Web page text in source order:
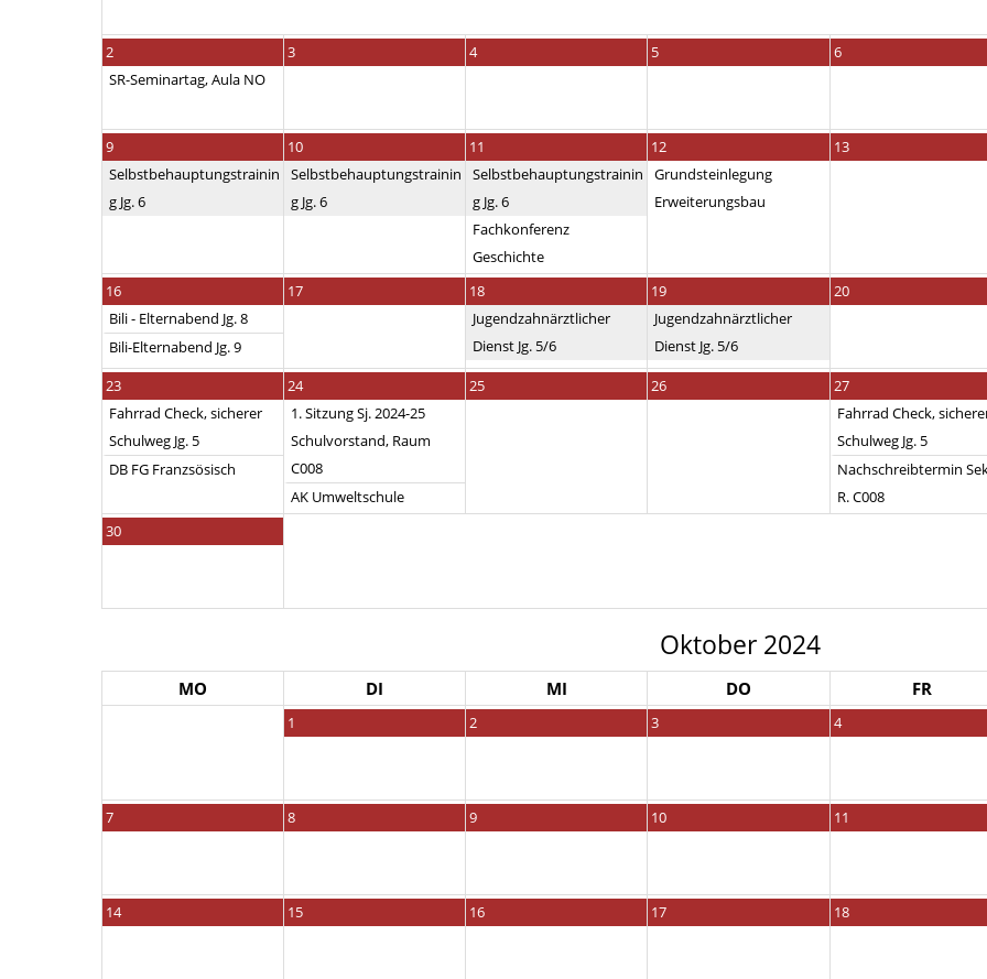
2
SR-Seminartag, Aula NO
3 4 5 6
9
Selbstbehauptungstrainin
g Jg. 6
10
Selbstbehauptungstrainin
g Jg. 6
11
Selbstbehauptungstrainin
g Jg. 6
Fachkonferenz
Geschichte
12
Grundsteinlegung
Erweiterungsbau
13
16
Bili - Elternabend Jg. 8
Bili-Elternabend Jg. 9
17
18
Jugendzahnärztlicher
Dienst Jg. 5/6
19
Jugendzahnärztlicher
Dienst Jg. 5/6
20
23
Fahrrad Check, sicherer
Schulweg Jg. 5
DB FG Franzsösisch
24
1. Sitzung Sj. 2024-25
Schulvorstand, Raum
C008
AK Umweltschule
25 26
27
Fahrrad Check,
Schulweg Jg. 5
Nachschreibtermin
R. C008
30
Oktober 2024
MO DI MI DO FR
1 2 3 4
7 8 9 10 11
14 15 16 17 18